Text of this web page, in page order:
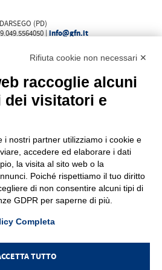
(PD)
| info@gfn.it
Rifiuta cookie non necessari ✕
raccoglie alcuni
dei visitatori e
i nostri partner utilizziamo i cookie e
accedere ed elaborare i dati
la visita al sito web o la
Poiché rispettiamo il tuo diritto
di non consentire alcuni tipi di
GDPR per saperne di più.
Completa
TUTTO